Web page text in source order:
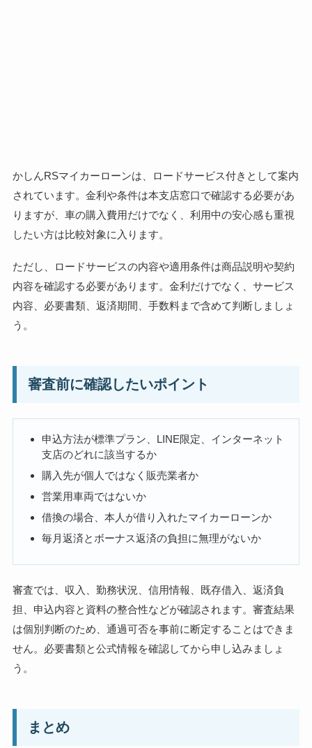
かしんRSマイカーローンは、ロードサービス付きとして案内
されています。金利や条件は本支店窓口で確認する必要があ
りますが、車の購入費用だけでなく、利用中の安心感も重視
したい方は比較対象に入ります。
ただし、ロードサービスの内容や適用条件は商品説明や契約
内容を確認する必要があります。金利だけでなく、サービス
内容、必要書類、返済期間、手数料まで含めて判断しましょ
う。
審査前に確認したいポイント
申込方法が標準プラン、LINE限定、インターネット
支店のどれに該当するか
購入先が個人ではなく販売業者か
営業用車両ではないか
借換の場合、本人が借り入れたマイカーローンか
毎月返済とボーナス返済の負担に無理がないか
審査では、収入、勤務状況、信用情報、既存借入、返済負
担、申込内容と資料の整合性などが確認されます。審査結果
は個別判断のため、通過可否を事前に断定することはできま
せん。必要書類と公式情報を確認してから申し込みましょ
う。
まとめ